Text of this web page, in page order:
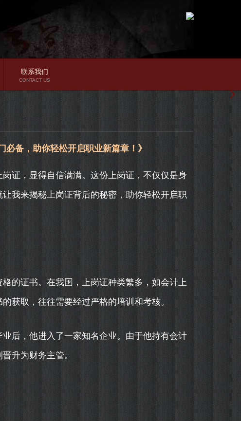
联系我们
CONTACT US
必备，助你轻松开启职业新篇章！》
证，显得自信满满。这份上岗证，不仅仅是身
我来揭秘上岗证背后的秘密，助你轻松开启职
的证书。在我国，上岗证种类繁多，如会计上
获取，往往需要经过严格的培训和考核。
后，他进入了一家知名企业。由于他持有会计
升为财务主管。